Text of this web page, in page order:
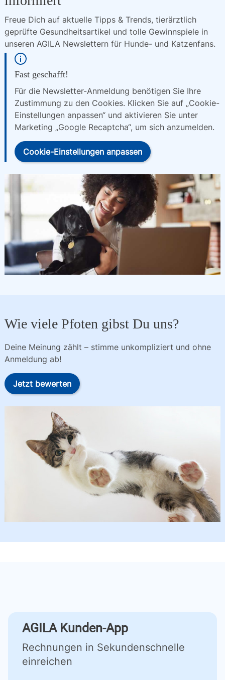
Freue Dich auf aktuelle Tipps & Trends, tierärztlich
geprüfte Gesundheitsartikel und tolle Gewinnspiele in
unseren AGILA Newslettern für Hunde- und Katzenfans.
Fast geschafft!
Für die Newsletter-Anmeldung benötigen Sie Ihre
Zustimmung zu den Cookies. Klicken Sie auf „Cookie-
Einstellungen anpassen“ und aktivieren Sie unter
Marketing „Google Recaptcha“, um sich anzumelden.
Cookie-Einstellungen anpassen
Wie viele Pfoten gibst Du uns?
Deine Meinung zählt – stimme unkompliziert und ohne
Anmeldung ab!
Jetzt bewerten
AGILA Kunden-App
Rechnungen in Sekundenschnelle
einreichen